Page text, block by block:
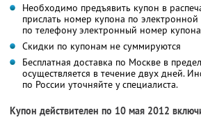
Необходимо предъявить купон в
прислать номер купона по
по телефону электронный номер купона
Скидки по купонам не суммируются
Бесплатная доставка по Москве в
осуществляется в течение двух дней.
по России уточняйте у специалиста.
Купон действителен по 10 мая 2012